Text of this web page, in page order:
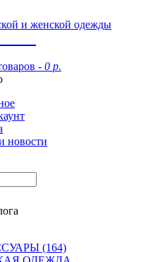
и женской одежды
- 0 р.
новости
(164)